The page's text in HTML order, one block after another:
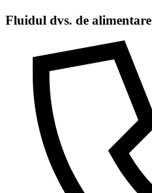
Salt
Fluidul dvs. de alimentare